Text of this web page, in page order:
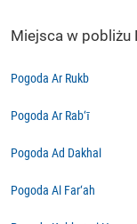
Miejsca w pobliżu
Pogoda Ar Rukb
Pogoda Ar Rab‘ī
Pogoda Ad Dakhal
Pogoda Al Far‘ah